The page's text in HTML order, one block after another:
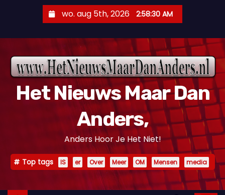
n
wo. aug 5th, 2026 2:58:31 AM
Het Nieuws Maar Dan
Anders,
Anders Hoor Je Het Niet!
Top tags IS er Over Meer OM Mensen media